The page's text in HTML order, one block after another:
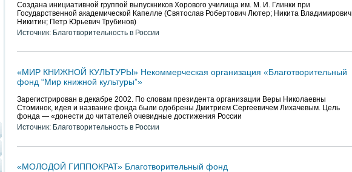
Создана инициативной группой выпускников Хорового училища им. М. И. Глинки при
Государственной академической Капелле (Святослав Робертович Лютер; Никита Владимирович
Никитин; Петр Юрьевич Трубинов)
Источник: Благотворительность в России
«МИР КНИЖНОЙ КУЛЬТУРЫ» Некоммерческая организация «Благотворительный
фонд “Мир книжной культуры”»
Зарегистрирован в декабре 2002. По словам президента организации Веры Николаевны
Стоминок, идея и название фонда были одобрены Дмитрием Сергеевичем Лихачевым. Цель
фонда — «донести до читателей очевидные достижения России
Источник: Благотворительность в России
«МОЛОДОЙ ГИППОКРАТ» Благотворительный фонд